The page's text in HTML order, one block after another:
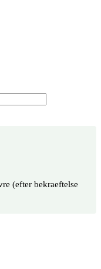
(efter bekraeftelse